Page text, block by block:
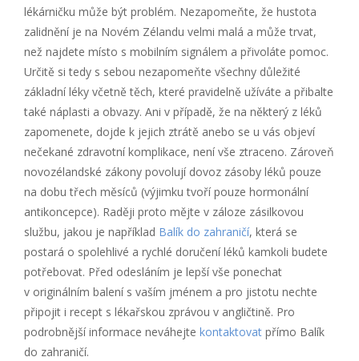
lékárničku může být problém. Nezapomeňte, že hustota
zalidnění je na Novém Zélandu velmi malá a může trvat,
než najdete místo s mobilním signálem a přivoláte pomoc.
Určitě si tedy s sebou nezapomeňte všechny důležité
základní léky včetně těch, které pravidelně užíváte a přibalte
také náplasti a obvazy. Ani v případě, že na některý z léků
zapomenete, dojde k jejich ztrátě anebo se u vás objeví
nečekané zdravotní komplikace, není vše ztraceno. Zároveň
novozélandské zákony povolují dovoz zásoby léků pouze
na dobu třech měsíců (výjimku tvoří pouze hormonální
antikoncepce). Raději proto mějte v záloze zásilkovou
službu, jakou je například Balík do zahraničí, která se
postará o spolehlivé a rychlé doručení léků kamkoli budete
potřebovat. Před odesláním je lepší vše ponechat
v originálním balení s vaším jménem a pro jistotu nechte
připojit i recept s lékařskou zprávou v angličtině. Pro
podrobnější informace neváhejte kontaktovat přímo Balík
do zahraničí.